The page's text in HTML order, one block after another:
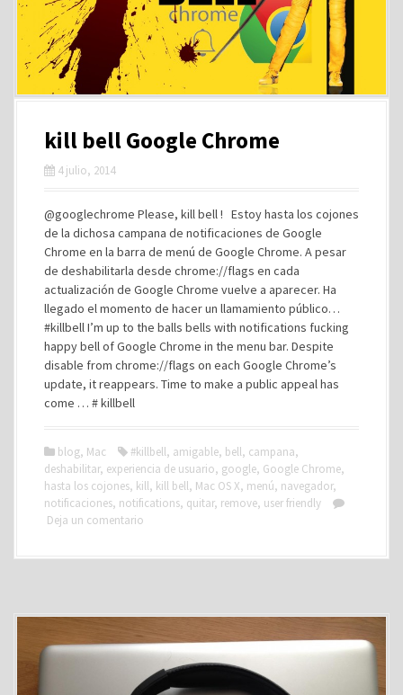
kill bell Google Chrome
4 julio, 2014
@googlechrome Please, kill bell ! Estoy hasta los cojones
de la dichosa campana de notificaciones de Google
Chrome en la barra de menú de Google Chrome. A pesar
de deshabilitarla desde chrome://flags en cada
actualización de Google Chrome vuelve a aparecer. Ha
llegado el momento de hacer un llamamiento público…
#killbell I’m up to the balls bells with notifications fucking
happy bell of Google Chrome in the menu bar. Despite
disable from chrome://flags on each Google Chrome’s
update, it reappears. Time to make a public appeal has
come … # killbell
blog, Mac #killbell, amigable, bell, campana,
deshabilitar, experiencia de usuario, google, Google Chrome,
hasta los cojones, kill, kill bell, Mac OS X, menú, navegador,
notificaciones, notifications, quitar, remove, user friendly
Deja un comentario